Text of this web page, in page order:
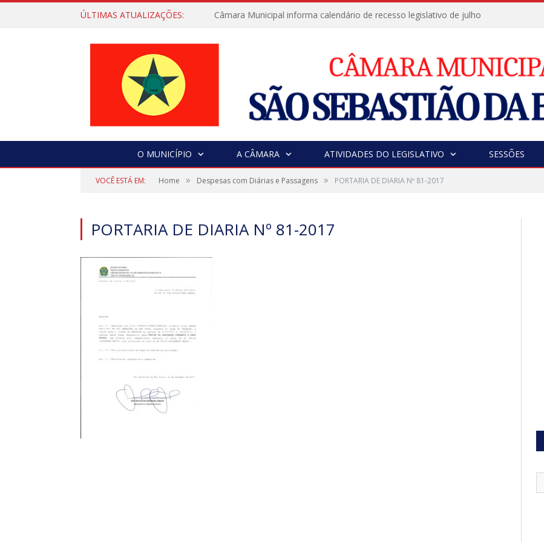
ÚLTIMAS ATUALIZAÇÕES: Câmara Municipal informa calendário de recesso legislativo de julho
O MUNICÍPIO A CÂMARA ATIVIDADES DO LEGISLATIVO SESSÕES
VOCÊ ESTÁ EM: Home » Despesas com Diárias e Passagens » PORTARIA DE DIARIA Nº 81-2017
PORTARIA DE DIARIA Nº 81-2017